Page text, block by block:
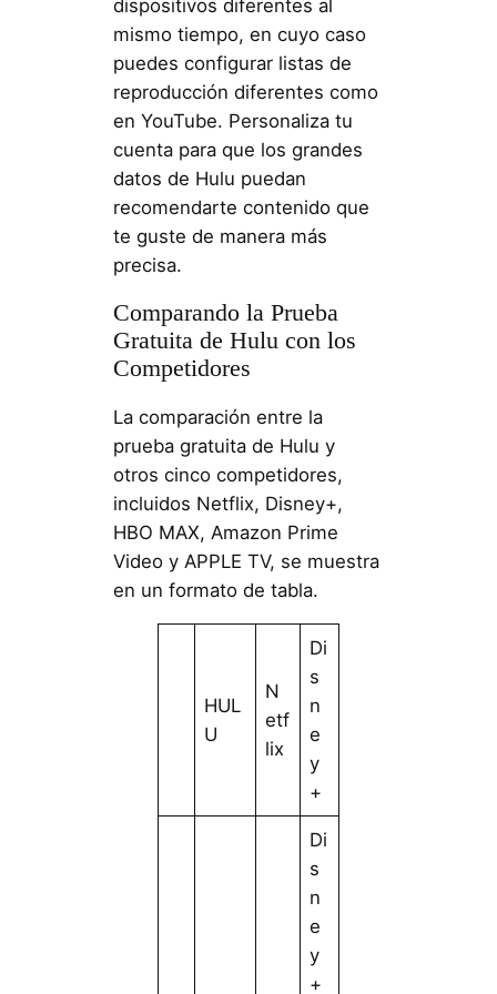
dispositivos diferentes al
mismo tiempo, en cuyo caso
puedes configurar listas de
reproducción diferentes como
en YouTube. Personaliza tu
cuenta para que los grandes
datos de Hulu puedan
recomendarte contenido que
te guste de manera más
precisa.
Comparando la Prueba
Gratuita de Hulu con los
Competidores
La comparación entre la
prueba gratuita de Hulu y
otros cinco competidores,
incluidos Netflix, Disney+,
HBO MAX, Amazon Prime
Video y APPLE TV, se muestra
en un formato de tabla.
HUL
U
N
etf
lix
Di
s
n
e
y
+
Di
s
n
e
y
+